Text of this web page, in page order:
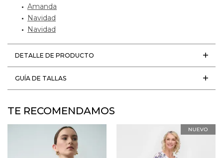
Amanda
Navidad
Navidad
DETALLE DE PRODUCTO
GUÍA DE TALLAS
TE RECOMENDAMOS